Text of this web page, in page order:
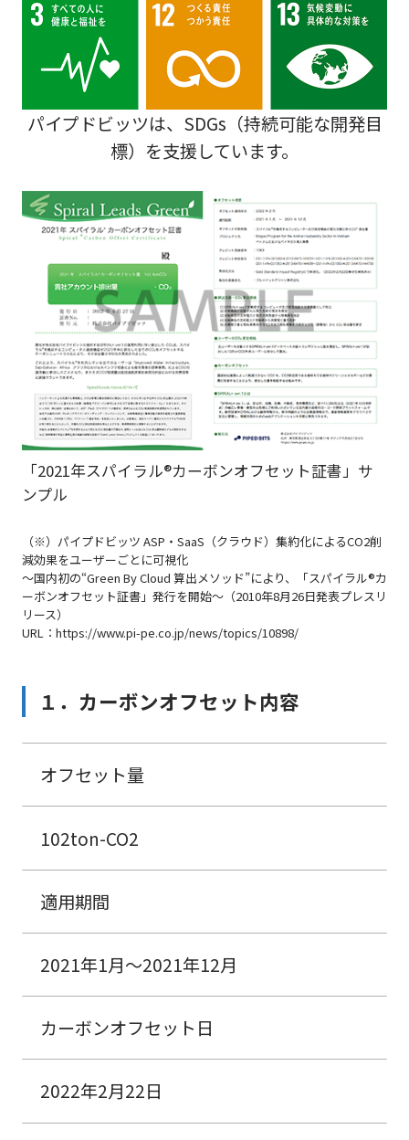
パイプドビッツは、SDGs（持続可能な開発目
標）を支援しています。
「2021年スパイラル®カーボンオフセット証書」サ
ンプル
（※）パイプドビッツ ASP・SaaS（クラウド）集約化によるCO2削
減効果をユーザーごとに可視化
〜国内初の“Green By Cloud 算出メソッド”により、「スパイラル®カ
ーボンオフセット証書」発行を開始〜（2010年8月26日発表プレスリ
リース）
URL：https://www.pi-pe.co.jp/news/topics/10898/
１．カーボンオフセット内容
オフセット量
102ton-CO2
適用期間
2021年1月～2021年12月
カーボンオフセット日
2022年2月22日